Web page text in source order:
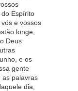
Espírito
e vossos
longe,
Deus
e os
gente
as palavras
dia,